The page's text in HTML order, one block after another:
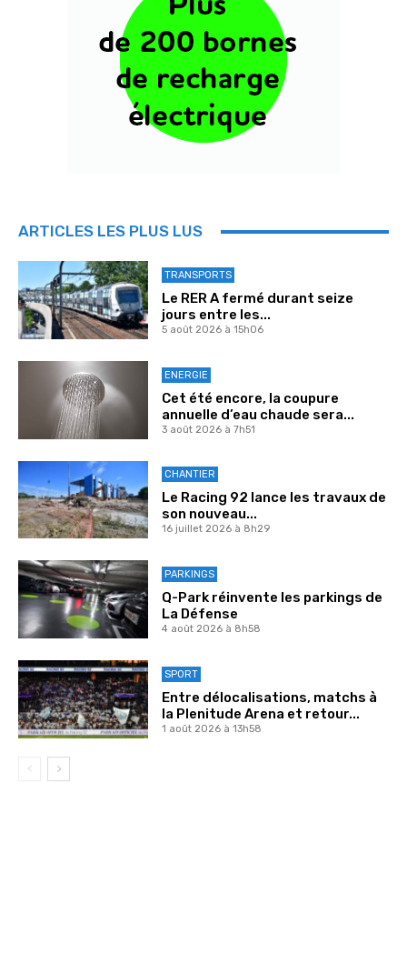
ARTICLES LES PLUS LUS
TRANSPORTS
Le RER A fermé durant seize
jours entre les...
5 août 2026 à 15h06
ENERGIE
Cet été encore, la coupure
annuelle d’eau chaude sera...
3 août 2026 à 7h51
CHANTIER
Le Racing 92 lance les travaux de
son nouveau...
16 juillet 2026 à 8h29
PARKINGS
Q-Park réinvente les parkings de
La Défense
4 août 2026 à 8h58
SPORT
Entre délocalisations, matchs à
la Plenitude Arena et retour...
1 août 2026 à 13h58